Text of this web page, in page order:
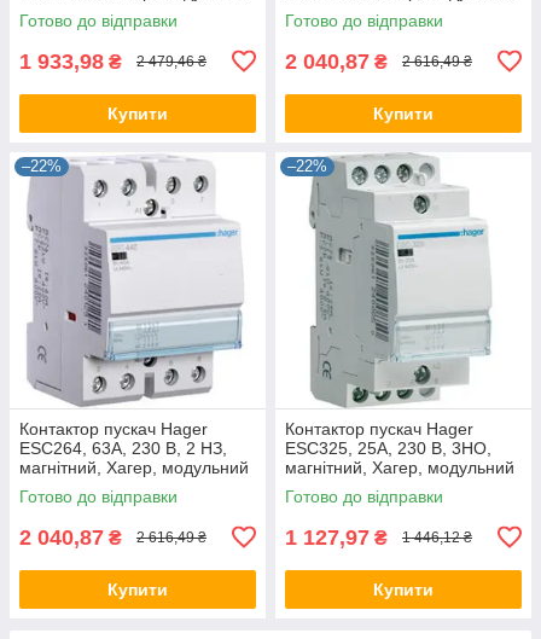
Готово до відправки
1 933,98 ₴ 2 479,46 ₴
Купити
Готово до відправки
2 040,87 ₴ 2 616,49 ₴
Купити
–22%
Контактор пускач Hager
ESC264, 63A, 230 В, 2 НЗ,
магнітний, Хагер, модульний
Готово до відправки
2 040,87 ₴ 2 616,49 ₴
Купити
–22%
Контактор пускач Hager
ESC325, 25A, 230 В, 3НО,
магнітний, Хагер, модульний
Готово до відправки
1 127,97 ₴ 1 446,12 ₴
Купити